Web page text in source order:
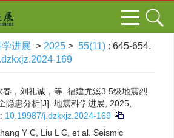
进展 > 2025 > 55(11) : 645-654.
169
春，刘礼诚，等. 福建尤溪3.5级地震烈
隐患分析[J]. 地震科学进展, 2025,
10.19987/j.dzkxjz.2024-169
Y C, Liu L C, et al. Seismic